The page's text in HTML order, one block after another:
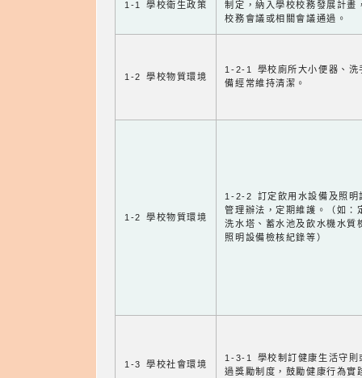
1-1 學校衛生政策
制定，納入學校校務發展計畫
校務會議或相關會議通過。
1-2 學校物質環境
1-2-1 學校廁所大小便器、洗
備經常維持清潔。
1-2 學校物質環境
1-2-2 訂定飲用水設備及照明
管理辦法，定期維護。（如：
洗水塔、蓄水池及飲水機水質
照明設備檢核紀錄等）
1-3 學校社會環境
1-3-1 學校制訂健康生活守則
過獎勵制度，鼓勵健康行為實